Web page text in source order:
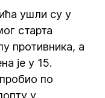
ушли су у
старта
противника, а
је у 15.
по
у